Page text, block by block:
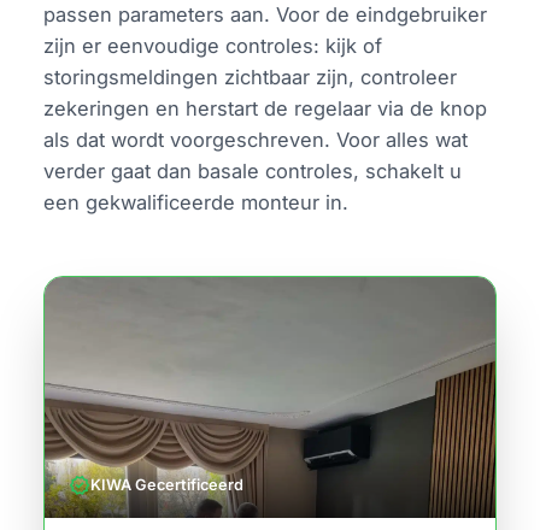
passen parameters aan. Voor de eindgebruiker
zijn er eenvoudige controles: kijk of
storingsmeldingen zichtbaar zijn, controleer
zekeringen en herstart de regelaar via de knop
als dat wordt voorgeschreven. Voor alles wat
verder gaat dan basale controles, schakelt u
een gekwalificeerde monteur in.
verifiedKIWA Gecertificeerd